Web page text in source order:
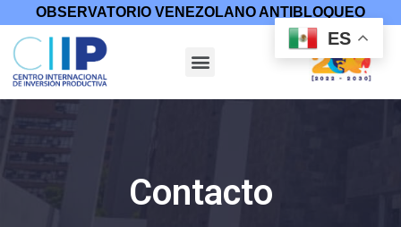
OBSERVATORIO VENEZOLANO ANTIBLOQUEO
Contacto
ES